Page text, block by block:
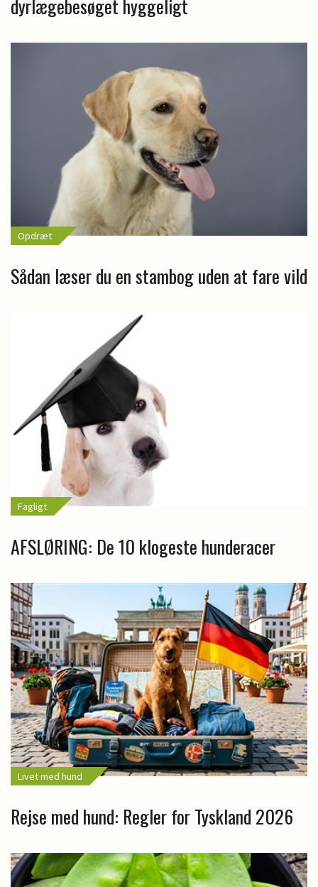
dyrlægebesøget hyggeligt
Opdræt
Sådan læser du en stambog uden at fare vild
Fagligt
AFSLØRING: De 10 klogeste hunderacer
Livet med hund
Rejse med hund: Regler for Tyskland 2026